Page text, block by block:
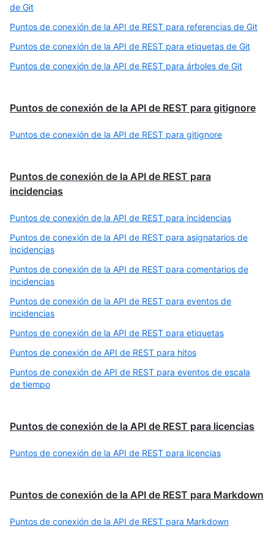
de Git
Puntos de conexión de la API de REST para referencias de Git
Puntos de conexión de la API de REST para etiquetas de Git
Puntos de conexión de la API de REST para árboles de Git
Puntos de conexión de la API de REST para gitignore
Puntos de conexión de la API de REST para gitignore
Puntos de conexión de la API de REST para
incidencias
Puntos de conexión de la API de REST para incidencias
Puntos de conexión de la API de REST para asignatarios de
incidencias
Puntos de conexión de la API de REST para comentarios de
incidencias
Puntos de conexión de la API de REST para eventos de
incidencias
Puntos de conexión de la API de REST para etiquetas
Puntos de conexión de API de REST para hitos
Puntos de conexión de API de REST para eventos de escala
de tiempo
Puntos de conexión de la API de REST para licencias
Puntos de conexión de la API de REST para licencias
Puntos de conexión de la API de REST para Markdown
Puntos de conexión de la API de REST para Markdown